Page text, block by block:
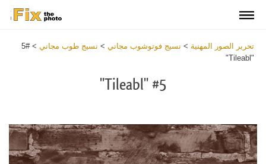
تحرير الصور المهنية > نسيج فوتوشوب مجاني > نسيج طوب مجاني >
#5
"Tileabl"
#5 "Tileabl"
Download
Free